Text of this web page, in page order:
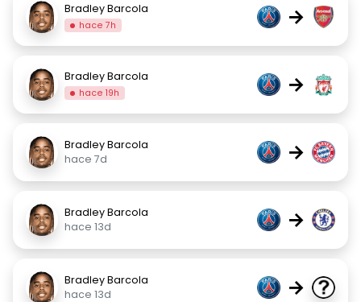
Bradley Barcola
hace 7h →
Bradley Barcola
hace 19h →
Bradley Barcola
hace 7d
→
Bradley Barcola
hace 13d
→
Bradley Barcola
hace 13d
→